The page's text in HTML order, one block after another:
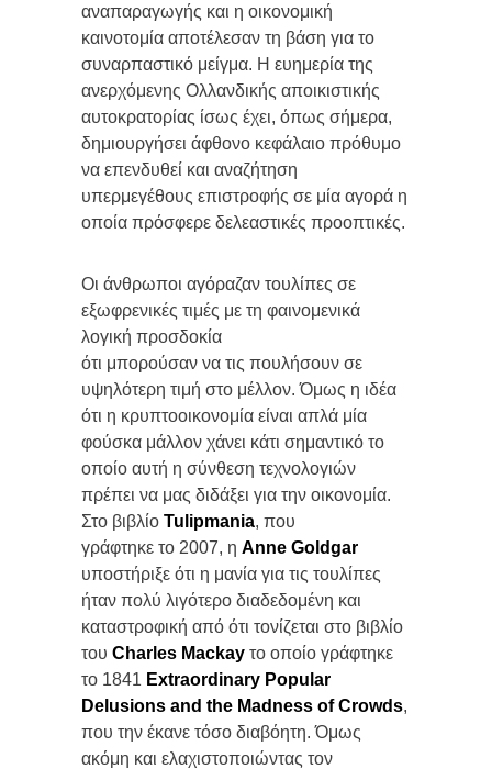
αναπαραγωγής και η οικονομική
καινοτομία αποτέλεσαν τη βάση για το
συναρπαστικό μείγμα. Η ευημερία της
ανερχόμενης Ολλανδικής αποικιστικής
αυτοκρατορίας ίσως έχει, όπως σήμερα,
δημιουργήσει άφθονο κεφάλαιο πρόθυμο
να επενδυθεί και αναζήτηση
υπερμεγέθους επιστροφής σε μία αγορά η
οποία πρόσφερε δελεαστικές προοπτικές.
Οι άνθρωποι αγόραζαν τουλίπες σε
εξωφρενικές τιμές με τη φαινομενικά
λογική προσδοκία
ότι μπορούσαν να τις πουλήσουν σε
υψηλότερη τιμή στο μέλλον. Όμως η ιδέα
ότι η κρυπτοοικονομία είναι απλά μία
φούσκα μάλλον χάνει κάτι σημαντικό το
οποίο αυτή η σύνθεση τεχνολογιών
πρέπει να μας διδάξει για την οικονομία.
Στο βιβλίο Tulipmania, που
γράφτηκε το 2007, η Anne Goldgar
υποστήριξε ότι η μανία για τις τουλίπες
ήταν πολύ λιγότερο διαδεδομένη και
καταστροφική από ότι τονίζεται στο βιβλίο
του Charles Mackay το οποίο γράφτηκε
το 1841 Extraordinary Popular
Delusions and the Madness of Crowds,
που την έκανε τόσο διαβόητη. Όμως
ακόμη και ελαχιστοποιώντας τον